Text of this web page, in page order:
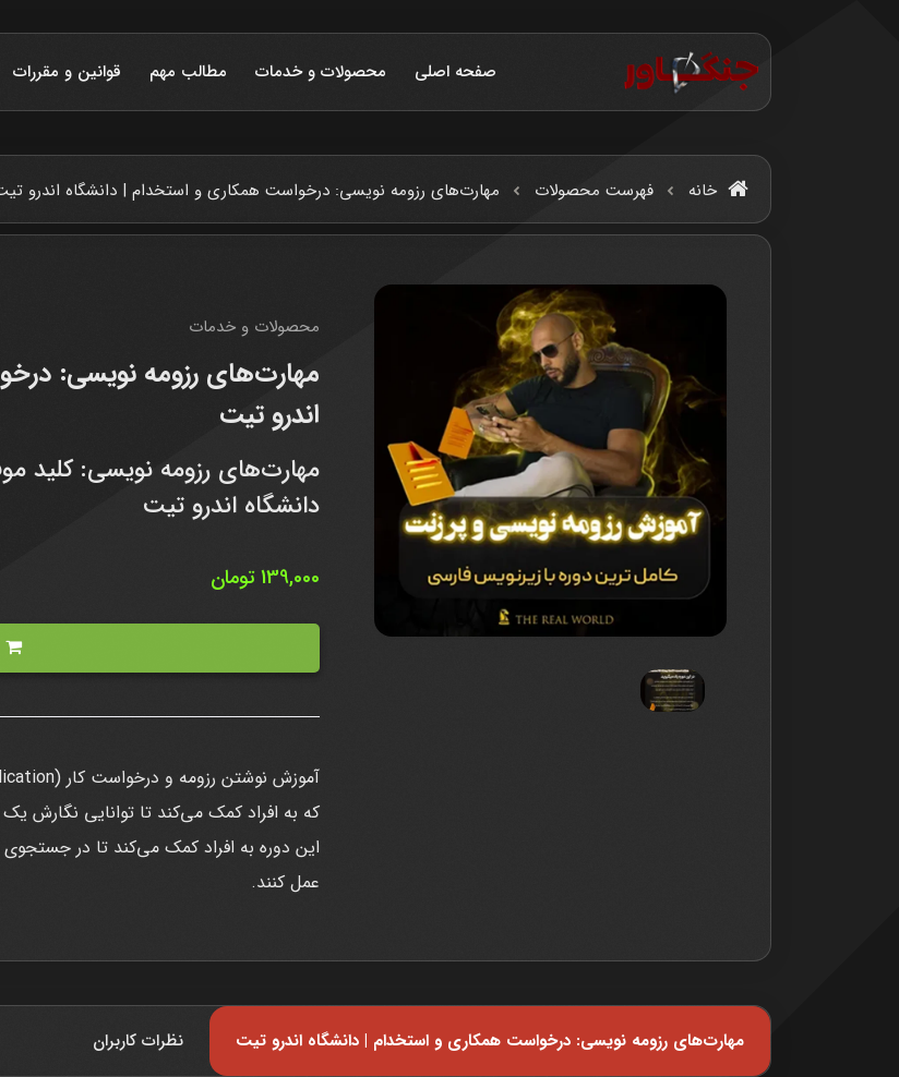
صفحه اصلی محصولات و خدمات مطالب مهم قوانین و مقررات
خانه فهرست محصولات مهارت‌های رزومه نویسی: درخواست همکاری و استخدام | دانشگاه اندرو
محصولات و خدمات
مهارت‌های رزومه نویسی:
اندرو تیت
مهارت‌های رزومه نویسی: کلید
دانشگاه اندرو تیت
139,000تومان
که به افراد کمک می‌کند تا توانایی نگارش یک
این دوره به افراد کمک می‌کند تا در
عمل کنند.
مهارت‌های رزومه نویسی: درخواست همکاری و استخدام | دانشگاه اندرو تیت نظرات کاربران